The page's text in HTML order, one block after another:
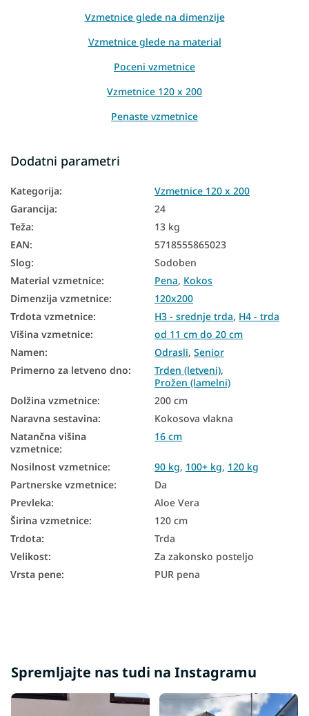
Vzmetnice glede na dimenzije
Vzmetnice glede na material
Poceni vzmetnice
Vzmetnice 120 x 200
Penaste vzmetnice
Vzmetnice glede na višino
Vzmetnice glede na nosilnost
Vzmetnice Aloe Vera
Vzmetnice PUR pena
Bio vzmetnice
Talne vzmetnice
Talne vzmetnice
Najbolje prodajane vzmetnice
Dvostranske vzmetnice
Vzmetnice glede na trdoto
Conske vzmetnice
Otroške vzmetnice glede na dimenzije
7-conske vzmetnice
Pene vzmetnice 120x200
Kokosove vzmetnice 120x200
Poceni vzmetnice 120x200
Vzmetnice glede na nosilnost - 120 kg
Vzmetnice z nosilnostjo 100+ kg
Dodatni parametri
Kategorija:
Vzmetnice 120 x 200
Garancija:
24
Teža:
13 kg
EAN:
5718555865023
Slog:
Sodoben
Material vzmetnice: Pena, Kokos
Dimenzija vzmetnice:
120x200
Trdota vzmetnice: H3 - srednje trda, H4 - trda
Višina vzmetnice:
od 11 cm do 20 cm
Namen: Odrasli, Senior
Primerno za letveno dno: Trden (letveni),
Prožen (lamelni)
Dolžina vzmetnice:
200 cm
Naravna sestavina:
Kokosova vlakna
Natančna višina
vzmetnice:
16 cm
Nosilnost vzmetnice: 90 kg, 100+ kg, 120 kg
Partnerske vzmetnice:
Da
Prevleka:
Aloe Vera
Širina vzmetnice:
120 cm
Trdota:
Trda
Velikost:
Za zakonsko posteljo
Vrsta pene: PUR pena
Spremljajte nas tudi na Instagramu